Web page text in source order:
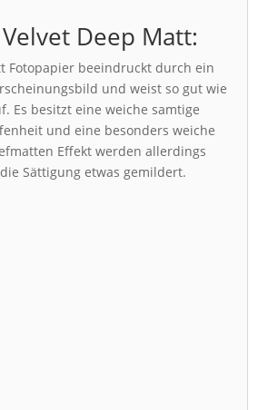
Deep Matt:
Fotopapier beeindruckt durch ein
und weist so gut wie
Es besitzt eine weiche samtige
und eine besonders weiche
Effekt werden allerdings
Sättigung etwas gemildert.